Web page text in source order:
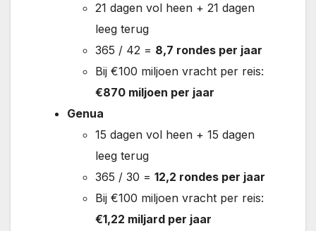
21 dagen vol heen + 21 dagen
leeg terug
365 / 42 = 8,7 rondes per jaar
Bij €100 miljoen vracht per reis:
€870 miljoen per jaar
Genua
15 dagen vol heen + 15 dagen
leeg terug
365 / 30 = 12,2 rondes per jaar
Bij €100 miljoen vracht per reis:
€1,22 miljard per jaar